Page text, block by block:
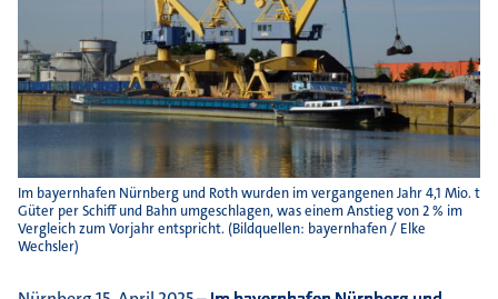
Im bayernhafen Nürnberg und Roth wurden im vergangenen Jahr 4,1 Mio. t
Güter per Schiff und Bahn umgeschlagen, was einem Anstieg von 2 % im
Vergleich zum Vorjahr entspricht. (Bildquellen: bayernhafen / Elke
Wechsler)